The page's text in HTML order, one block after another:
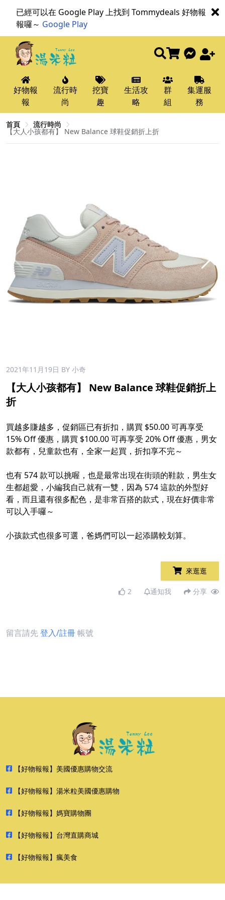
已經可以在 Google Play 上找到 Tommydeals 好物報
報囉～ Google Play
好物報
報
流行時
尚
挖寶
趣
生活攻
略
群
組
集運服
務
首頁 流行時尚
【大人小孩都有】 New Balance 球鞋促銷折上折
2021年11月19日 BY 小奇
【大人小孩都有】 New Balance 球鞋促銷折上
折
買越多賺越多，促銷區已有折扣，購買 $50.00 可再享受
15% Off 優惠，購買 $100.00 可再享受 20% Off 優惠，男女
款都有，兒童款也有，全家一起買，折扣享不完～
也有 574 款可以挑喔，也是最常出現在街頭的鞋款，男生女
生都超愛，小編我自己就有一雙，因為 574 這款的外型好
看，而且還有很多配色，是非常百搭的款式，現在好價非常
可以入手囉～
小孩款式也很多可選，爸媽們可以一起添購較划算。
來逛逛
2 通知我 分享
留言請先登入/註冊帳號
【好物報報】美國優惠購物交流
【好物報報】湯米粒美國優惠購物
【好物報報】媽寶購物團
【好物報報】台灣直購商城
【好物報報】瘋美食